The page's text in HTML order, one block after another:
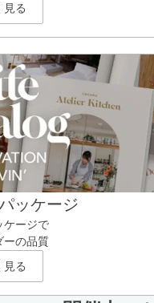
見る
ッケージ
ケージで
ーの品質
見る